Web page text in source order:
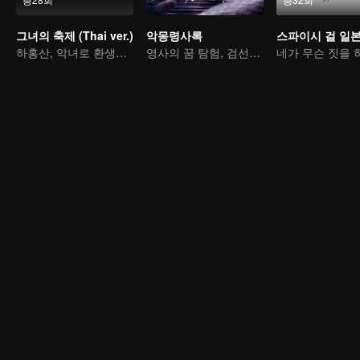
그녀의 축제 (Thai ver.)
하홍산, 악녀로 환생해 복수를 한다
악몽령사록
영사의 꿈 탐험, 검선의 과거를 엿보다